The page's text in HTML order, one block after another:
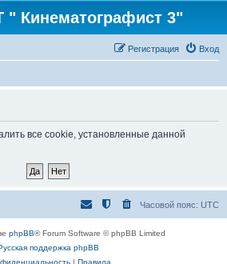
Кинематографист 3"
Вход
Регистрация
все cookie, установленные данной
Часовой пояс: UTC
phpBB® Forum Software © phpBB Limited
поддержка phpBB
| Правила